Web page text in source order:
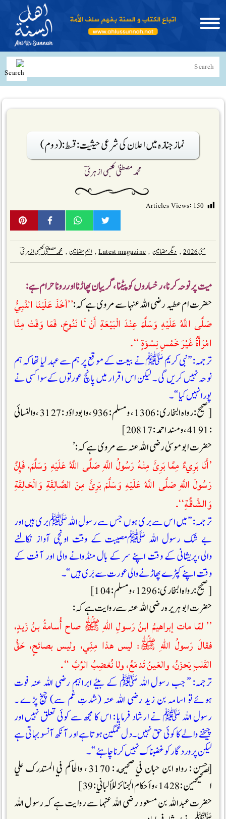
نماز جنازہ میں اعلان کی شرعی حیثیت: قسط:(دوم)
محمد مصطفیٰ کعبی ازہریؔ
مئی 2026 , دیگر مضامین ,
Latest magazine
, اہم مضامین , محمد مصطفیٰ کعبی ازہریؔ
میت پر نوحہ کرنا ، رخساروں کو پیٹنا، گریبان پھاڑنا اور رونا حرام ہے:
حضرت ام عطیہ رضی اللہ عنہا سے مروی ہے کہ :’’أخَذَ عَلَيْنَا النَّبِيُّ
صَلَّى اللَّهُ عَلَيْهِ وَسَلَّمَ عِنْدَ الْبَيْعَةِ أَنْ لَا نَنُوحَ، فَمَا وَفَتْ مِنَّا
امْرَأَةٌ غَيْرَ خَمْسِ نِسْوَةٍ ‘‘۔
ترجمہ: ”نبی کریم ﷺ نے بیعت کے موقع پر ہم سےعہد لیا تھا کہ ہم
نوحہ نہیں کریں گی ۔ لیکن اس اقرار میں پانچ عورتوں کےسوا کسی نے
پورانہیں کیا“ ۔
[صحیح : رواہ البخاری : 1306 ، ومسلم : 936 ، وابوداؤد : 3127 ، والنسائی
:4191 ، ومسند احمد : 20817]
حضرت ابو موسیٰ رضی اللہ عنہ سے مروی ہے کہ :’
’أَنَا بَرِيءٌ مِمَّا بَرِئَ مِنْهُ رَسُولُ اللَّهِ صَلَّى اللَّهُ عَلَيْهِ وَسَلَّمَ، فَإِنَّ
رَسُولَ اللَّهِ صَلَّى اللَّهُ عَلَيْهِ وَسَلَّمَ بَرِئَ مِنَ الصَّالِقَةِ وَالْحَالِقَةِ
وَالشَّاقَّةِ‘‘۔
ترجمہ: ” میں اس سے بری ہوں جس سے رسول اللہ ﷺ بری ہیں اور
بے شک رسول اللہ ﷺمصیبت کے وقت اونچی آواز نکالنے
والی،پریشانی کے وقت اپنے سر کے بال منڈوانے والی اور آفت کے
وقت اپنے کپڑے پھاڑنے والی عورت سے بَری ہیں “۔
[صحیح : رواہ البخاری : 1296، ومسلم : 104]
حضرت ابو ہریرہ رضی اللہ عنہ سے روایت ہے کہ :
’’ لمّا مات إبراهيمُ ابنُ رَسولِ اللهِ ﷺ صاح أُسامةُ بنُ زَيدٍ،
فقالَ رَسولُ اللهِ ﷺ: ليس هذا مِنِّي، وليس بصائحٍ، حَقُّ
القَلبِ يَحزَنُ، والعَينُ تَدمَعُ، ولا نُغضِبُ الرَّبَّ ‘‘۔
ترجمہ: ” جب رسول اللہ ﷺ کے بیٹے ابراہیم رضی اللہ عنہ فوت
ہوئے تو اسامہ بن زید رضی اللہ عنہ (شدتِ غم سے) چیخ پڑے ۔
رسول اللہ ﷺ نے ارشاد فرمایا : اس کا مجھ سے کوئی تعلق نہیں اور
چیخنے والے کا کوئی حق نہیں ۔ دل غمگین ہوتا ہے اور آنکھ آنسو بہاتی ہے
لیکن پروردگار کو غضبناک نہیں کرنا چاہئے “۔
[حسن : رواه ابن حبان في صحيحه : 3170 ، والحاكم في المستدرك علي
الصحيحين : 1428 ، وأحكام الجنائز للألباني : 39]
حضرت عبداللہ بن مسعود رضی اللہ عنہما سے روایت ہے کہ رسول اللہ
Articles Views: 150